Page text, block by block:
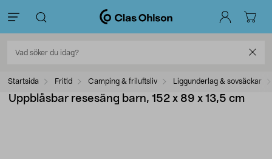
Startsida Fritid Camping & friluftsliv Liggunderlag & sovsäckar
Uppblåsbar resesäng barn, 152 x 89 x 13,5 cm